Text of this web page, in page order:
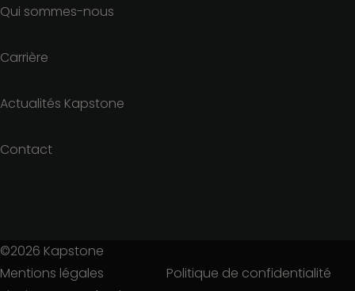
Qui sommes-nous
Carrière
Actualités Kapstone
Contact
©2026 Kapstone
Mentions légales
Politique de confidentialité